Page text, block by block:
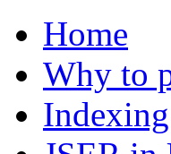
Home
Why to